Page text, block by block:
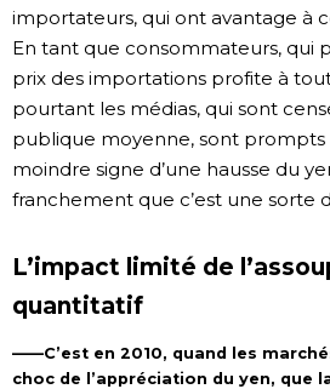
importateurs, qui ont avantage à
En tant que consommateurs, qui
prix des importations profite à
pourtant les médias, qui sont
publique moyenne, sont prompts
moindre signe d’une hausse du
franchement que c’est une sorte
L’impact limité de
quantitatif
——C’est en 2010, quand les
choc de l’appréciation du yen, que